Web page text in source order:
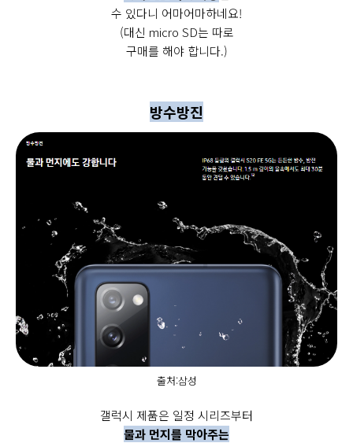
수 있다니 어마어마하네요!
(대신 micro SD는 따로
구매를 해야 합니다.)
방수방진
출처:삼성
갤럭시 제품은 일정 시리즈부터
물과 먼지를 막아주는